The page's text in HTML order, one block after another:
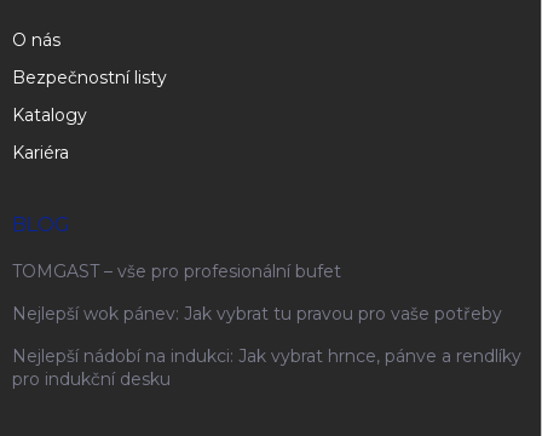
O nás
Bezpečnostní listy
Katalogy
Kariéra
BLOG
TOMGAST – vše pro profesionální bufet
Nejlepší wok pánev: Jak vybrat tu pravou pro vaše potřeby
Nejlepší nádobí na indukci: Jak vybrat hrnce, pánve a rendlíky
pro indukční desku